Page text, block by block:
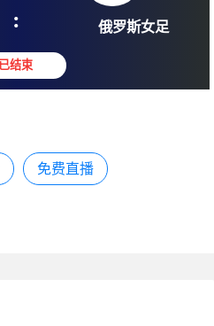
2026-06-03 19:35:00
: 俄罗
免费直播